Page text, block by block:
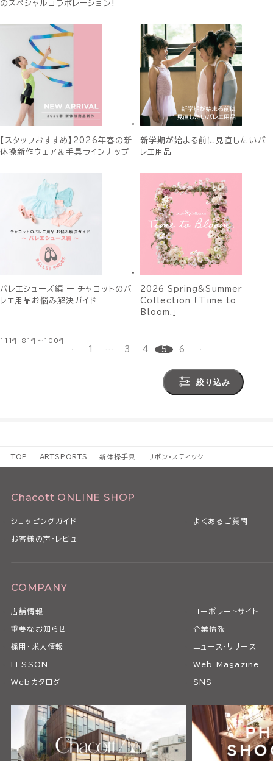
のスペシャルコラボレーション!
【スタッフおすすめ】2026年春の新
体操新作ウェア＆手具ラインナップ
新学期が始まる前に見直したいバ
レエ用品
バレエシューズ編 ー チャコットのバ
レエ用品お悩み解決ガイド
2026 Spring&Summer
Collection 「Time to
Bloom.」
111件 81件～100件
1 … 3 4 5 6
絞り込み
TOP ARTSPORTS 新体操手具 リボン・スティック
Chacott ONLINE SHOP
ショッピングガイド よくあるご質問
お客様の声・レビュー
COMPANY
店舗情報 コーポレートサイト
重要なお知らせ 企業情報
採用・求人情報 ニュース・リリース
LESSON Web Magazine
Webカタログ SNS